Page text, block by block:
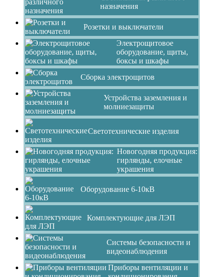
назначения
Розетки и выключатели
Электрощитовое
оборудование, щиты,
боксы и шкафы
Сборка электрощитов
Устройства заземления и
молниезащиты
Светотехнические изделия
Новогодняя продукция:
гирлянды, елочные
украшения
Оборудование 6-10кВ
Комплектующие для ЛЭП
Системы безопасности и
видеонаблюдения
Приборы вентиляции и